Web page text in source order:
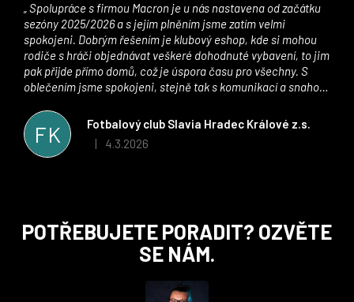
FK
Fotbalový club Slavia Hradec Králové z.s.
Hodnocení obchodu je 5 z 5 hvězdiček.
| 4.3.2026
sezóny 2025/2026 a s jejím plněním jsme zatím velmi
spokojeni. Dobrým řešením je klubový eshop, kde si mohou
rodiče s hráči objednávat veškeré dohodnuté vybavení, to jim
pak přijde přímo domů, což je úspora času pro všechny. S
oblečením jsme spokojeni, stejně tak s komunikací a snahou
stran. Věříme, že v tomto duchu bude spolupráce pokračovat
i nadále, nyní už začínáme řešit i první sady dresů ;)
POTŘEBUJETE PORADIT? OZVĚTE
SE NÁM.